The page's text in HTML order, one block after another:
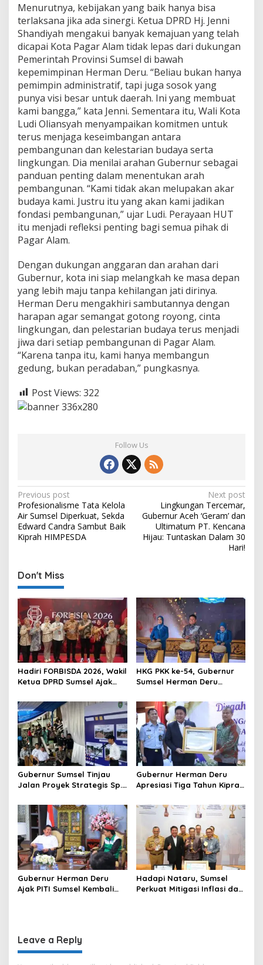
Menurutnya, kebijakan yang baik hanya bisa
terlaksana jika ada sinergi. Ketua DPRD Hj. Jenni
Shandiyah mengakui banyak kemajuan yang telah
dicapai Kota Pagar Alam tidak lepas dari dukungan
Pemerintah Provinsi Sumsel di bawah
kepemimpinan Herman Deru. “Beliau bukan hanya
pemimpin administratif, tapi juga sosok yang
punya visi besar untuk daerah. Ini yang membuat
kami bangga,” kata Jenni. Sementara itu, Wali Kota
Ludi Oliansyah menyampaikan komitmen untuk
terus menjaga keseimbangan antara
pembangunan dan kelestarian budaya serta
lingkungan. Dia menilai arahan Gubernur sebagai
panduan penting dalam menentukan arah
pembangunan. “Kami tidak akan melupakan akar
budaya kami. Justru itu yang akan kami jadikan
fondasi pembangunan,” ujar Ludi. Perayaan HUT
itu menjadi refleksi penting bagi semua pihak di
Pagar Alam.
Dengan dukungan anggaran dan arahan dari
Gubernur, kota ini siap melangkah ke masa depan
yang lebih maju tanpa kehilangan jati dirinya.
Herman Deru mengakhiri sambutannya dengan
harapan agar semangat gotong royong, cinta
lingkungan, dan pelestarian budaya terus menjadi
jiwa dari setiap pembangunan di Pagar Alam.
“Karena tanpa itu, kami hanya membangun
gedung, bukan peradaban,” pungkasnya.
Post Views: 322
Follow Us
P
o
s
t
a
v
i
g
a
t
i
n
Previous post
Profesionalisme Tata Kelola
Air Sumsel Diperkuat, Sekda
Edward Candra Sambut Baik
Kiprah HIMPESDA
Next post
Lingkungan Tercemar,
Gubernur Aceh ‘Geram’ dan
Ultimatum PT. Kencana
Hijau: Tuntaskan Dalam 30
Hari!
Don't Miss
Hadiri FORBISDA 2026, Wakil
Ketua DPRD Sumsel Ajak
Kekuatan Ekonomi Baru
HKG PKK ke-54, Gubernur
Sumsel Herman Deru
dan Penguatan Peran
Perempuan
Gubernur Sumsel Tinjau
Jalan Proyek Strategis Sp.
Desa Keman OKI
Gubernur Herman Deru
Apresiasi Tiga Tahun Kiprah
Pilar Keadilan Tata Usaha
Negara
Gubernur Herman Deru
Ajak PITI Sumsel Kembali
Hadapi Nataru, Sumsel
Perkuat Mitigasi Inflasi dan
Leave a Reply